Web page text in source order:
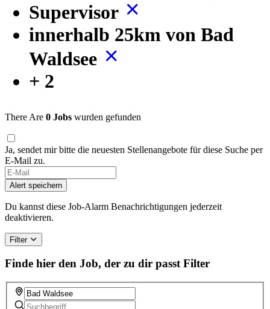
Supervisor
innerhalb 25km von Bad
Waldsee
+ 2
There Are 0 Jobs wurden gefunden
Ja, sendet mir bitte die neuesten Stellenangebote für diese Suche per
E-Mail zu.
Alert speichern
Du kannst diese Job-Alarm Benachrichtigungen jederzeit
deaktivieren.
Filter
Finde hier den Job, der zu dir passt Filter